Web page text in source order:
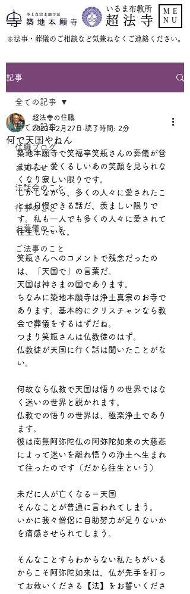
いるま布教所
超 法 寺
​※法事・葬儀のご相談など気兼ねなくご連絡ください。
ME
NU
記事
全ての記事
住職ブログ
お知らせ
法話会のこと
行事のこと
お葬儀のこと
ご法事のこと
全ての記事
何で天国やねん
超法寺の住職
2023年2月27日 読了時間: 2分
築地本願寺で笑福亭笑瓶さんの葬儀が営
まれた。愛くるしいあの笑顔を見られな
くなり寂しい限りです。
しかしながら、多くの人々に愛されたこ
とは自慢できる話だ、羨ましい限りで
す。私も一人でも多くの人々に愛されて
往生したいな。
笑瓶さんへのコメントで残念だったの
は、「天国で」の言葉だ。
天国は神さまの国であります。
ちなみに築地本願寺は浄土真宗のお寺で
あります。基本的にクリスチャンなら教
会で葬儀をするはずだね。
つまり笑瓶さんは仏教徒のはず。
仏教徒が天国に行く話は聞いたことがな
い。
何故なら仏教で天国は悟りの世界ではな
く迷いの世界と説かれます。
仏教での悟りの世界は、極楽浄土であり
ます。
彼は南無阿弥陀仏の阿弥陀如来の大慈悲
によって迷いを離れ悟りの浄土へ生まれ
て往ったのです（だから往生という）
未だに人が亡くなる＝天国
そんなことが普通に言われてしまう。
いかに我々僧侶に自助努力が足りないか
を痛感させられてしまう。
そんなことすらわからない私たちがいる
からこそ阿弥陀如来は、仏が先手を打っ
てお救いくださる【法】をお誓いくださ